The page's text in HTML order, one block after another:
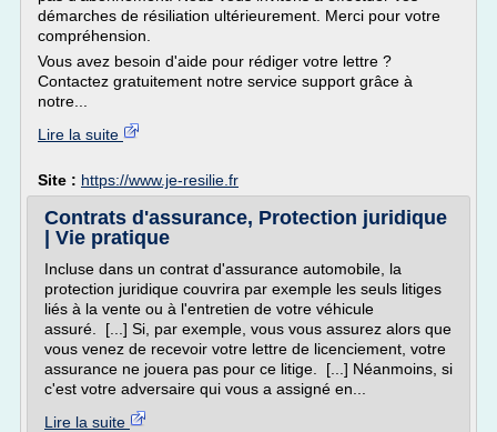
démarches de résiliation ultérieurement. Merci pour votre
compréhension.
Vous avez besoin d'aide pour rédiger votre lettre ?
Contactez gratuitement notre service support grâce à
notre...
Lire la suite
Site : https://www.je-resilie.fr
Contrats d'assurance, Protection juridique
| Vie pratique
Incluse dans un contrat d'assurance automobile, la
protection juridique couvrira par exemple les seuls litiges
liés à la vente ou à l'entretien de votre véhicule
assuré. [...] Si, par exemple, vous vous assurez alors que
vous venez de recevoir votre lettre de licenciement, votre
assurance ne jouera pas pour ce litige. [...] Néanmoins, si
c'est votre adversaire qui vous a assigné en...
Lire la suite